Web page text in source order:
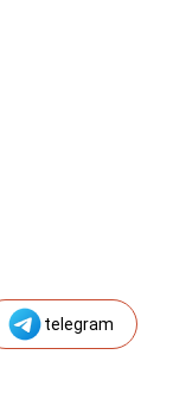
telegram